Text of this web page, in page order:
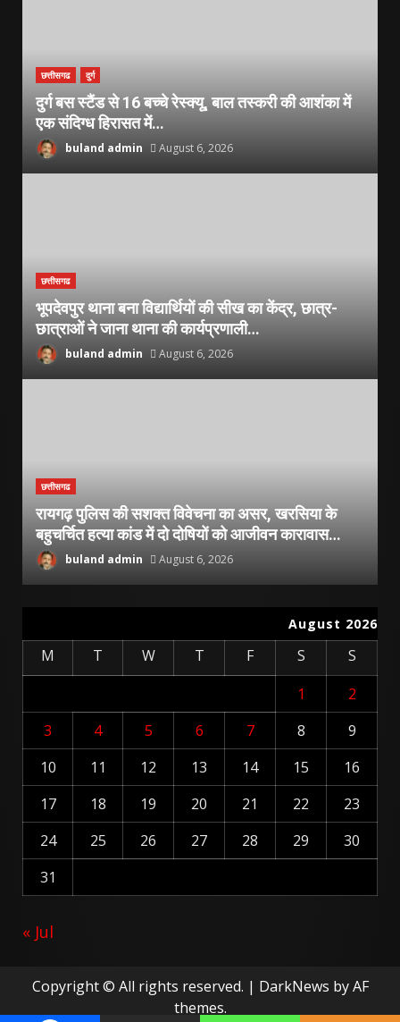
छत्तीसगढ दुर्ग
दुर्ग बस स्टैंड से 16 बच्चे रेस्क्यू, बाल तस्करी की आशंका में
एक संदिग्ध हिरासत में…
buland admin August 6, 2026
छत्तीसगढ
भूपदेवपुर थाना बना विद्यार्थियों की सीख का केंद्र, छात्र-
छात्राओं ने जाना थाना की कार्यप्रणाली…
buland admin August 6, 2026
छत्तीसगढ
रायगढ़ पुलिस की सशक्त विवेचना का असर, खरसिया के
बहुचर्चित हत्या कांड में दो दोषियों को आजीवन कारावास…
buland admin August 6, 2026
August 2026
M T W T F S
S
1
2
3
4 5 6 7 8
9
10
11 12 13 14 15
16
17
18 19 20 21 22
23
24
25 26 27 28 29
30
31
« Jul
Copyright © All rights reserved. | DarkNews by AF
themes.